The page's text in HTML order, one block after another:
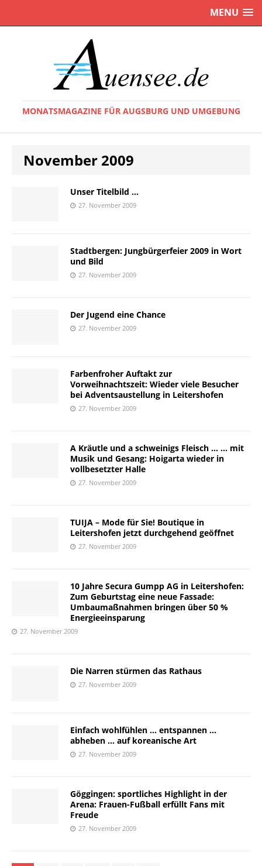
MENU
MONATSMAGAZINE FÜR AUGSBURG UND UMGEBUNG
November 2009
Unser Titelbild …
27. November 2009
Stadtbergen: Jungbürgerfeier 2009 in Wort
und Bild
27. November 2009
Der Jugend eine Chance
27. November 2009
Farbenfroher Auftakt zur
Vorweihnachtszeit: Wieder viele Besucher
bei Adventsaustellung in Leitershofen
27. November 2009
A Kräutle und a schweinigs Fleisch … … mit
Musik und Gesang: Hoigarta wieder in
vollbesetzter Halle
27. November 2009
TUIJA – Mode für Sie! Boutique in
Leitershofen jetzt durchgehend geöffnet
27. November 2009
10 Jahre Secura Gumpp AG in Leitershofen:
Zum Geburtstag eine neue Fassade:
Umbaumaßnahmen bringen über 50 %
Energieeinsparung
27. November 2009
Die Narren stürmen das Rathaus
27. November 2009
Einfach wohlfühlen … entspannen …
abheben … auf koreanische Art
27. November 2009
Göggingen: sportliches Highlight in der
Arena: Frauen-Fußball erfüllt Fans mit
Freude
27. November 2009